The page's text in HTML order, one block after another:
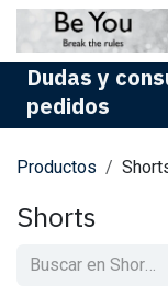
Ir al contenido
Dudas y
pedidos
Productos
Shorts